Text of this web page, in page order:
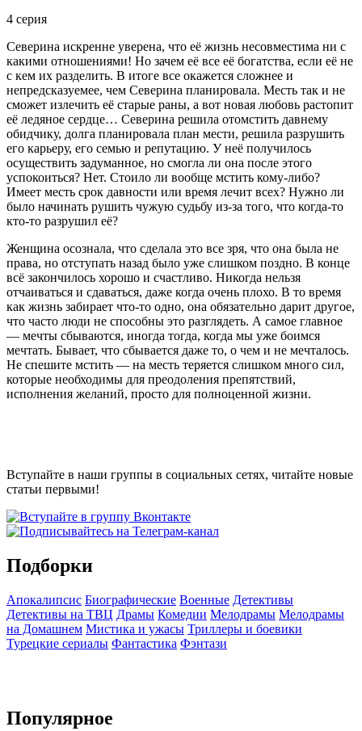
4 серия
Северина искренне уверена, что её жизнь несовместима ни с
какими отношениями! Но зачем её все её богатства, если её не
с кем их разделить. В итоге все окажется сложнее и
непредсказуемее, чем Северина планировала. Месть так и не
сможет излечить её старые раны, а вот новая любовь растопит
её ледяное сердце… Северина решила отомстить давнему
обидчику, долга планировала план мести, решила разрушить
его карьеру, его семью и репутацию. У неё получилось
осуществить задуманное, но смогла ли она после этого
успокоиться? Нет. Стоило ли вообще мстить кому-либо?
Имеет месть срок давности или время лечит всех? Нужно ли
было начинать рушить чужую судьбу из-за того, что когда-то
кто-то разрушил её?
Женщина осознала, что сделала это все зря, что она была не
права, но отступать назад было уже слишком поздно. В конце
всё закончилось хорошо и счастливо. Никогда нельзя
отчаиваться и сдаваться, даже когда очень плохо. В то время
как жизнь забирает что-то одно, она обязательно дарит другое,
что часто люди не способны это разглядеть. А самое главное
— мечты сбываются, иногда тогда, когда мы уже боимся
мечтать. Бывает, что сбывается даже то, о чем и не мечталось.
Не спешите мстить — на месть теряется слишком много сил,
которые необходимы для преодоления препятствий,
исполнения желаний, просто для полноценной жизни.
Вступайте в наши группы в социальных сетях, читайте новые
статьи первыми!
Подборки
Апокалипсис Биографические Военные Детективы
Детективы на ТВЦ Драмы Комедии Мелодрамы Мелодрамы
на Домашнем Мистика и ужасы Триллеры и боевики
Турецкие сериалы Фантастика Фэнтази
Популярное